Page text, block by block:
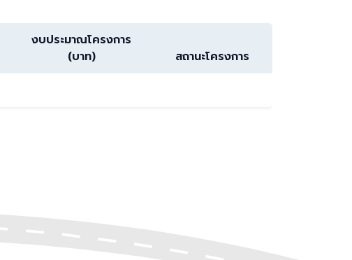
งบประมาณโครงการ
(บาท)
สถานะโครงการ